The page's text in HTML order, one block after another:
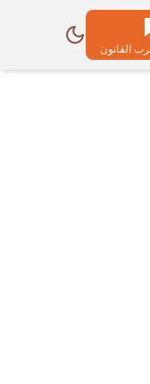
القانون